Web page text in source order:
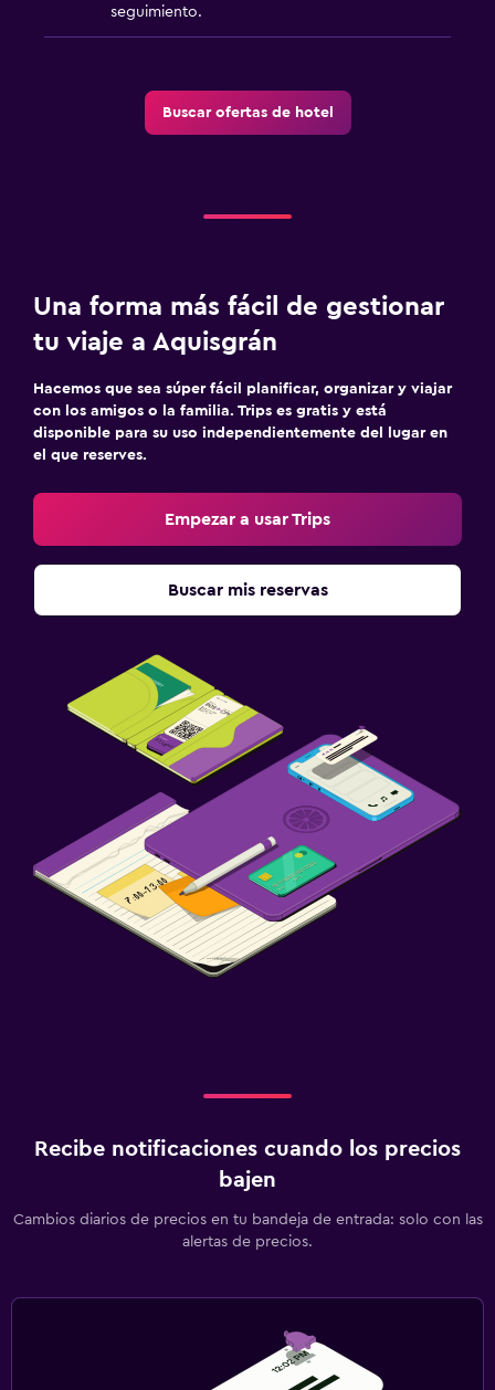
seguimiento.
Buscar ofertas de hotel
Una forma más fácil de gestionar
tu viaje a Aquisgrán
Hacemos que sea súper fácil planificar, organizar y viajar
con los amigos o la familia. Trips es gratis y está
disponible para su uso independientemente del lugar en
el que reserves.
Empezar a usar Trips
Buscar mis reservas
Recibe notificaciones cuando los precios
bajen
Cambios diarios de precios en tu bandeja de entrada: solo con las
alertas de precios.